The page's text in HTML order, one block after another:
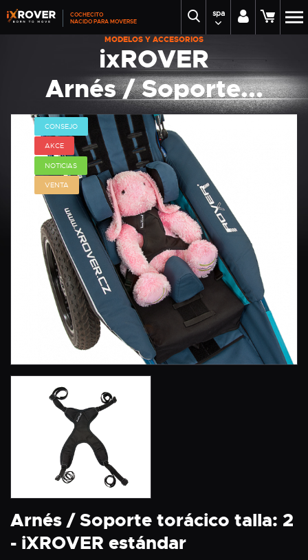
COCHECITO
NACIDO PARA MOVERSE
spa
MODELOS Y ACCESORIOS
ixROVER
Arnés / Soporte...
CONSEJO
AKCE
NOTICIAS
VENTA
Arnés / Soporte torácico talla: 2
- iXROVER estándar